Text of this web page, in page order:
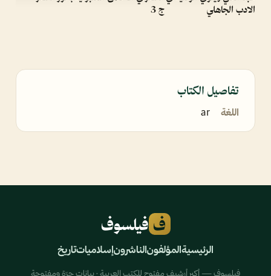
الادب الجاهلي
ج 3
تفاصيل الكتاب
اللغة ar
ف فيلسوف
الرئيسيةالمؤلفونالناشرونإسلامياتتاريخ
فيلسوف — أكبر أرشيف مفتوح للكتب العربية · بيانات حرّة ومفتوحة